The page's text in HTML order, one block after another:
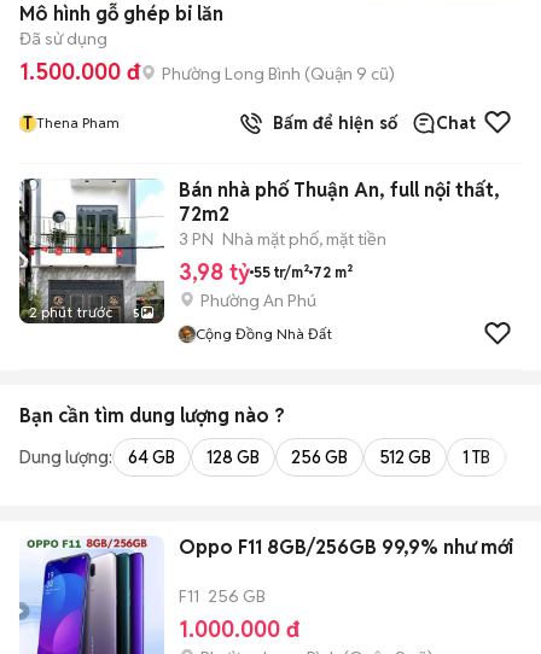
Mô hình gỗ ghép bi lăn
Đã sử dụng
1.500.000 đ Phường Long Bình (Quận 9 cũ)
T Thena Pham Bấm để hiện số Chat
2 phút trước 5
Bán nhà phố Thuận An, full nội thất,
72m2
3 PN Nhà mặt phố, mặt tiền
3,98 tỷ 55 tr/m² 72 m²
Phường An Phú
Cộng Đồng Nhà Đất
Bạn cần tìm dung lượng nào ?
Dung lượng: 64 GB 128 GB 256 GB 512 GB 1 TB
Oppo F11 8GB/256GB 99,9% như mới
F11 256 GB
1.000.000 đ